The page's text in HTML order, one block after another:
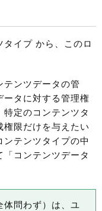
イプ から、このロ
テンツデータの管
ータに対する管理権
定のコンテンツタ
権限だけを与えたい
テンツタイプの中
コンテンツデータ
体問わず）は、ユ